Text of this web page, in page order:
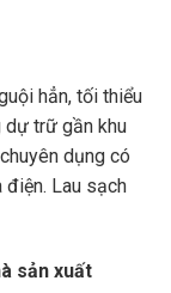
hẳn, tối thiểu
dự trữ gần khu
dụng có
điện. Lau sạch
sản xuất